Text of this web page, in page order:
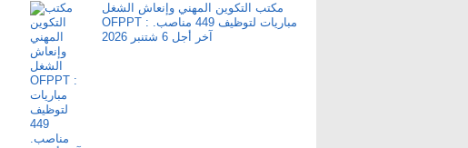
مكتب التكوين المهني وإنعاش الشغل
OFPPT : مباريات لتوظيف 449 مناصب.
آخر أجل 6 شتنبر 2026